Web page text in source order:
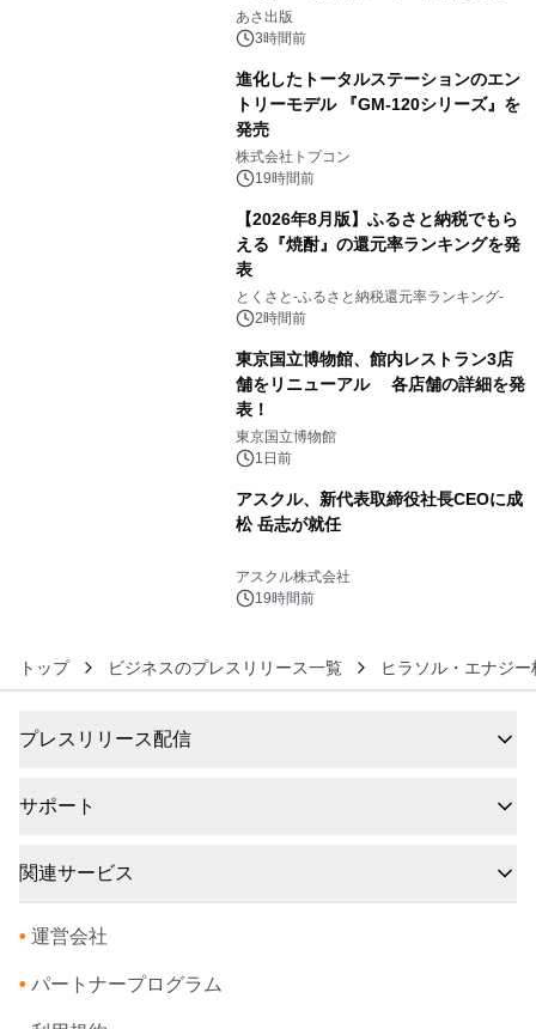
養としての蕎麦』2026年8月25日
（火）発売
あさ出版
3時間前
進化したトータルステーションのエン
トリーモデル 『GM-120シリーズ』を
発売
株式会社トプコン
19時間前
【2026年8月版】ふるさと納税でもら
える『焼酎』の還元率ランキングを発
表
とくさと-ふるさと納税還元率ランキング-
2時間前
東京国立博物館、館内レストラン3店
舗をリニューアル 各店舗の詳細を発
表！
東京国立博物館
1日前
アスクル、新代表取締役社長CEOに成
松 岳志が就任
アスクル株式会社
19時間前
トップ ビジネスのプレスリリース一覧 ヒラソル・エナジ
プレスリリース配信
サポート
関連サービス
• 運営会社
• パートナープログラム